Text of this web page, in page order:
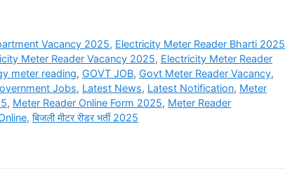
Vacancy 2025, Electricity Meter Reader Bharti 2025
Meter Reader Vacancy 2025, Electricity Meter Reader
meter reading, GOVT JOB, Govt Meter Reader Vacancy,
Jobs, Latest News, Latest Notification, Meter
, Meter Reader Online Form 2025, Meter Reader
, बिजली मीटर रीडर भर्ती 2025